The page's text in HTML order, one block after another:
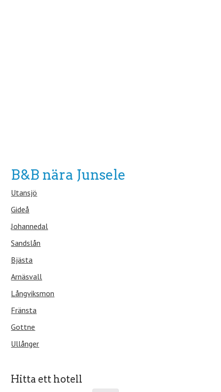
B&B nära Junsele
Utansjö
Gideå
Johannedal
Sandslån
Bjästa
Arnäsvall
Långviksmon
Fränsta
Gottne
Ullånger
Hitta ett hotell